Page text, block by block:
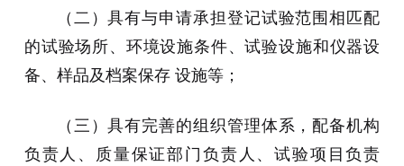
（二）具有与申请承担登记试验范围相匹配
的试验场所、环境设施条件、试验设施和仪器设
备、样品及档案保存 设施等；
（三）具有完善的组织管理体系，配备机构
负责人、质量保证部门负责人、试验项目负责